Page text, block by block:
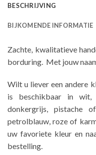
BESCHRIJVING
BIJKOMENDE INFORMATIE
Zachte, kwalitatieve
borduring. Met jouw
Wilt u liever een andere
is beschikbaar in
donkergrijs, pistache
petrolblauw, roze of
uw favoriete kleur en
bestelling.